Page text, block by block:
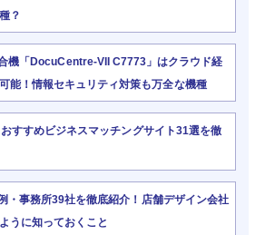
？
機「DocuCentre-VII C7773」はクラウド経
能！情報セキュリティ対策も万全な機種
すすめビジネスマッチングサイト31選を徹
・事務所39社を徹底紹介！店舗デザイン会社
うに知っておくこと